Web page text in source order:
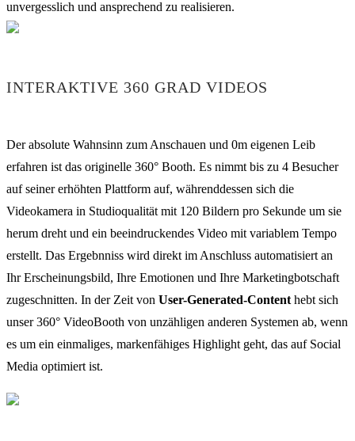
unvergesslich und ansprechend zu realisieren.
INTERAKTIVE 360 GRAD VIDEOS
Der absolute Wahnsinn zum Anschauen und 0m eigenen Leib
erfahren ist das originelle 360° Booth. Es nimmt bis zu 4 Besucher
auf seiner erhöhten Plattform auf, währenddessen sich die
Videokamera in Studioqualität mit 120 Bildern pro Sekunde um sie
herum dreht und ein beeindruckendes Video mit variablem Tempo
erstellt. Das Ergebnniss wird direkt im Anschluss automatisiert an
Ihr Erscheinungsbild, Ihre Emotionen und Ihre Marketingbotschaft
zugeschnitten. In der Zeit von User-Generated-Content hebt sich
unser 360° VideoBooth von unzähligen anderen Systemen ab, wenn
es um ein einmaliges, markenfähiges Highlight geht, das auf Social
Media optimiert ist.